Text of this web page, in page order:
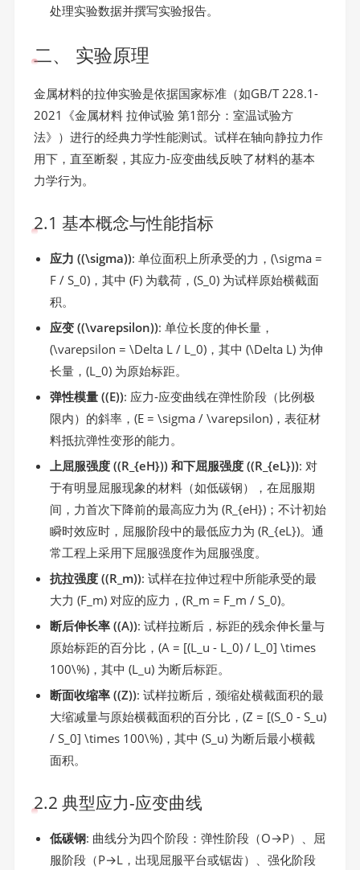
处理实验数据并撰写实验报告。
二、 实验原理
金属材料的拉伸实验是依据国家标准（如GB/T 228.1-
2021《金属材料 拉伸试验 第1部分：室温试验方
法》）进行的经典力学性能测试。试样在轴向静拉力作
用下，直至断裂，其应力-应变曲线反映了材料的基本
力学行为。
2.1 基本概念与性能指标
应力 ((\sigma)): 单位面积上所承受的力，(\sigma =
F / S_0)，其中 (F) 为载荷，(S_0) 为试样原始横截面
积。
应变 ((\varepsilon)): 单位长度的伸长量，
(\varepsilon = \Delta L / L_0)，其中 (\Delta L) 为伸
长量，(L_0) 为原始标距。
弹性模量 ((E)): 应力-应变曲线在弹性阶段（比例极
限内）的斜率，(E = \sigma / \varepsilon)，表征材
料抵抗弹性变形的能力。
上屈服强度 ((R_{eH})) 和下屈服强度 ((R_{eL})): 对
于有明显屈服现象的材料（如低碳钢），在屈服期
间，力首次下降前的最高应力为 (R_{eH})；不计初始
瞬时效应时，屈服阶段中的最低应力为 (R_{eL})。通
常工程上采用下屈服强度作为屈服强度。
抗拉强度 ((R_m)): 试样在拉伸过程中所能承受的最
大力 (F_m) 对应的应力，(R_m = F_m / S_0)。
断后伸长率 ((A)): 试样拉断后，标距的残余伸长量与
原始标距的百分比，(A = [(L_u - L_0) / L_0] \times
100\%)，其中 (L_u) 为断后标距。
断面收缩率 ((Z)): 试样拉断后，颈缩处横截面积的最
大缩减量与原始横截面积的百分比，(Z = [(S_0 - S_u)
/ S_0] \times 100\%)，其中 (S_u) 为断后最小横截
面积。
2.2 典型应力-应变曲线
低碳钢: 曲线分为四个阶段：弹性阶段（O→P）、屈
服阶段（P→L，出现屈服平台或锯齿）、强化阶段